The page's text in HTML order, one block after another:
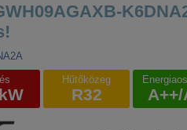
Hűtőközeg
R32 A++/